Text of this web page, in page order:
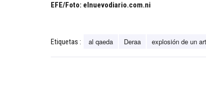
EFE/Foto: elnuevodiario.com.ni
Etiquetas : al qaeda Deraa explosión de un